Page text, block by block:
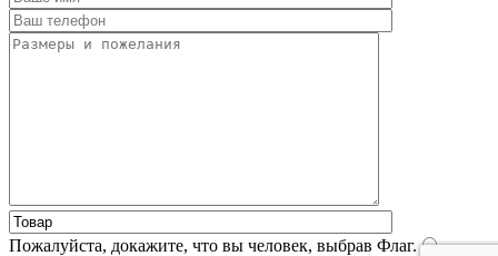
Пожалуйста, докажите, что вы человек, выбрав Флаг.